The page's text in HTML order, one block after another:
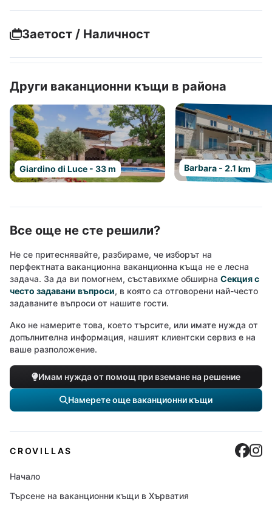
Заетост / Наличност
Други ваканционни къщи в района
Giardino di Luce - 33 m Barbara - 2.1 km
Все още не сте решили?
Не се притеснявайте, разбираме, че изборът на
перфектната ваканционна ваканционна къща не е лесна
задача. За да ви помогнем, съставихме обширна Секция с
често задавани въпроси, в която са отговорени най-често
задаваните въпроси от нашите гости.
Ако не намерите това, което търсите, или имате нужда от
допълнителна информация, нашият клиентски сервиз е на
ваше разположение.
Имам нужда от помощ при вземане на решение
Намерете още ваканционни къщи
CROVILLAS
Начало
Търсене на ваканционни къщи в Хърватия